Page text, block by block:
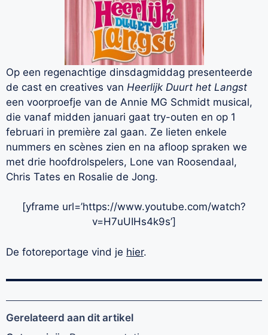
Op een regenachtige dinsdagmiddag presenteerde
de cast en creatives van Heerlijk Duurt het Langst
een voorproefje van de Annie MG Schmidt musical,
die vanaf midden januari gaat try-outen en op 1
februari in première zal gaan. Ze lieten enkele
nummers en scènes zien en na afloop spraken we
met drie hoofdrolspelers, Lone van Roosendaal,
Chris Tates en Rosalie de Jong.
[yframe url=’https://www.youtube.com/watch?
v=H7uUIHs4k9s’]
De fotoreportage vind je hier.
Gerelateerd aan dit artikel